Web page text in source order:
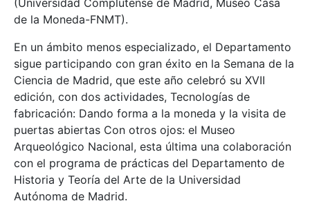
(Universidad Complutense de Madrid, Museo Casa
de la Moneda-FNMT).
En un ámbito menos especializado, el Departamento
sigue participando con gran éxito en la Semana de la
Ciencia de Madrid, que este año celebró su XVII
edición, con dos actividades, Tecnologías de
fabricación: Dando forma a la moneda y la visita de
puertas abiertas Con otros ojos: el Museo
Arqueológico Nacional, esta última una colaboración
con el programa de prácticas del Departamento de
Historia y Teoría del Arte de la Universidad
Autónoma de Madrid.